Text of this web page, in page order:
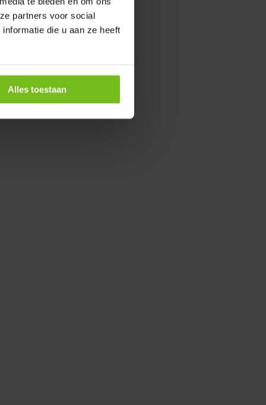
partners voor social
die u aan ze heeft
Alles toestaan